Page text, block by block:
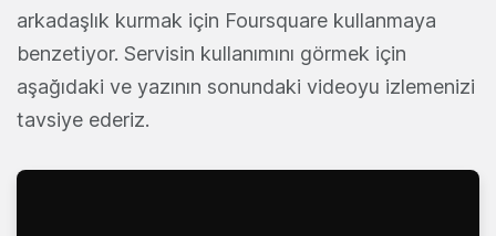
arkadaşlık kurmak için Foursquare kullanmaya
benzetiyor. Servisin kullanımını görmek için
aşağıdaki ve yazının sonundaki videoyu izlemenizi
tavsiye ederiz.